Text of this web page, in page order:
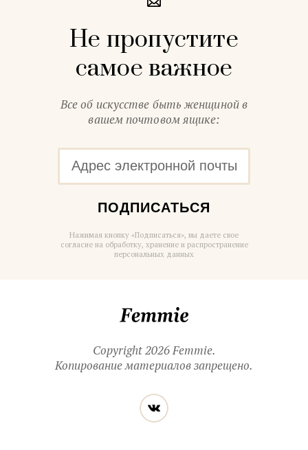
Не пропустите
самое важное
Все об искусстве быть женщиной в
вашем почтовом ящике:
ПОДПИСАТЬСЯ
Нажимая кнопку «Подписаться», вы даете свое
согласие на обработку, хранение и распространение
персональных данных
Copyright 2026 Femmie.
Копирование материалов запрещено.
Читайте
нас
в социальных